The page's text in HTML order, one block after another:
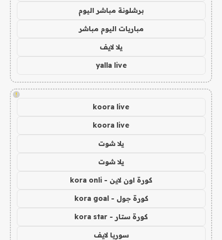
برشلونة مباشر اليوم
مباريات اليوم مباشر
يلا لايف
yalla live
!
koora live
koora live
يلا شوت
يلا شوت
كورة اون لاين - kora onli
كورة جول - kora goal
كورة ستار - kora star
سوريا لايف